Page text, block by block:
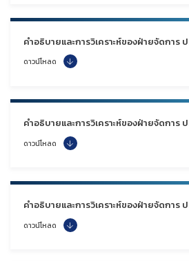
คำอธิบายและการวิเคราะห์ของฝ่ายจัดการ
ดาวน์โหลด
คำอธิบายและการวิเคราะห์ของฝ่ายจัดการ
ดาวน์โหลด
คำอธิบายและการวิเคราะห์ของฝ่ายจัดการ ป
ดาวน์โหลด